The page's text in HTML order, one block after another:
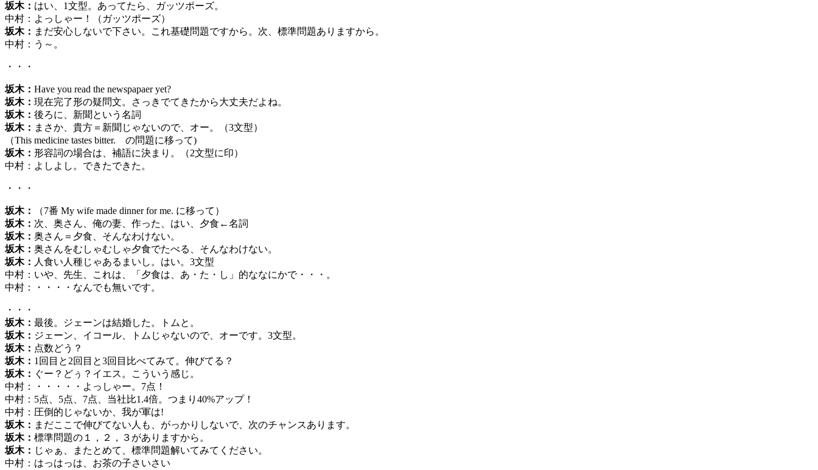
坂木： はい、1文型。あってたら、ガッツポーズ。
中村：よっしゃー！（ガッツポーズ）
坂木： まだ安心しないで下さい。これ基礎問題ですから。次、標準問題ありますから。
中村：う～。
・・・
坂木： Have you read the newspapaer yet?
坂木： 現在完了形の疑問文。さっきでてきたから大丈夫だよね。
坂木： 後ろに、新聞という名詞
坂木： まさか、貴方＝新聞じゃないので、オー。（3文型）
（This medicine tastes bitter. の問題に移って)
坂木： 形容詞の場合は、補語に決まり。（2文型に印）
中村：よしよし。できたできた。
・・・
坂木：
（7番 My wife made dinner for me. に移って）
坂木： 次、奥さん、俺の妻、作った、はい、夕食←名詞
坂木： 奥さん＝夕食、そんなわけない。
坂木： 奥さんをむしゃむしゃ夕食でたべる、そんなわけない。
坂木： 人食い人種じゃあるまいし。はい。3文型
中村：いや、先生、これは、「夕食は、あ・た・し」的ななにかで・・・。
中村：・・・・なんでも無いです。
・・・
坂木： 最後。ジェーンは結婚した。トムと。
坂木： ジェーン、イコール、トムじゃないので、オーです。3文型。
坂木： 点数どう？
坂木： 1回目と2回目と3回目比べてみて。伸びてる？
坂木： ぐー？どぅ？イエス。こういう感じ。
中村：・・・・・よっしゃー。7点！
中村：5点、5点、7点、当社比1.4倍。つまり40%アップ！
中村：圧倒的じゃないか、我が軍は!
坂木： まだここで伸びてない人も、がっかりしないで、次のチャンスあります。
坂木： 標準問題の１，２，３がありますから。
坂木： じゃぁ、またとめて、標準問題解いてみてください。
中村：はっはっは、お茶の子さいさい